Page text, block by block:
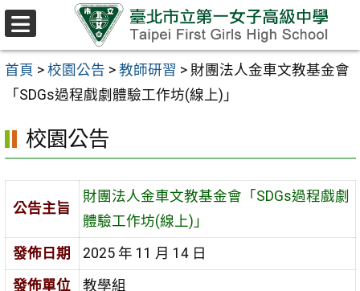
跳至主要內容區
首頁 > 校園公告 > 教師研習 > 財團法人金車文教基金會
「SDGs過程戲劇體驗工作坊(線上)」
校園公告
公告主旨
財團法人金車文教基金會「SDGs過程戲劇
體驗工作坊(線上)」
發佈日期
2025 年 11 月 14 日
發佈單位
教學組
選
單